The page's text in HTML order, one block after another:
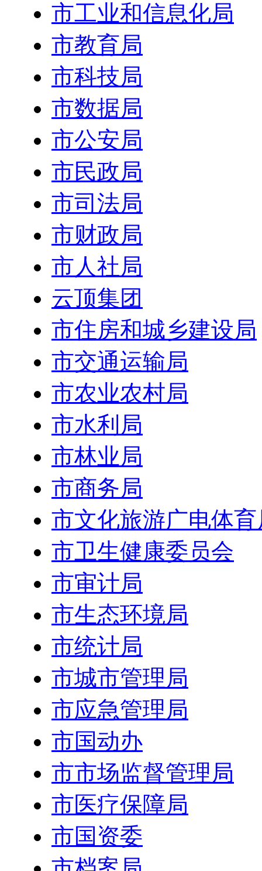
市工业和信息化局
市教育局
市科技局
市数据局
市公安局
市民政局
市司法局
市财政局
市人社局
云顶集团
市住房和城乡建设局
市交通运输局
市农业农村局
市水利局
市林业局
市商务局
市文化旅游广电体育
市卫生健康委员会
市审计局
市生态环境局
市统计局
市城市管理局
市应急管理局
市国动办
市市场监督管理局
市医疗保障局
市国资委